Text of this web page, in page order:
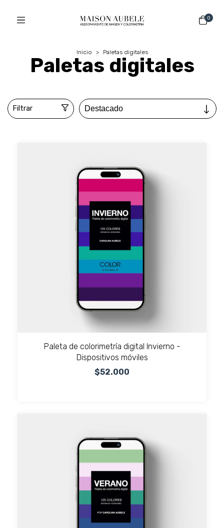
0
Inicio > Paletas digitales
Paletas digitales
Filtrar
Paleta de colorimetría digital Invierno -
Dispositivos móviles
$52.000